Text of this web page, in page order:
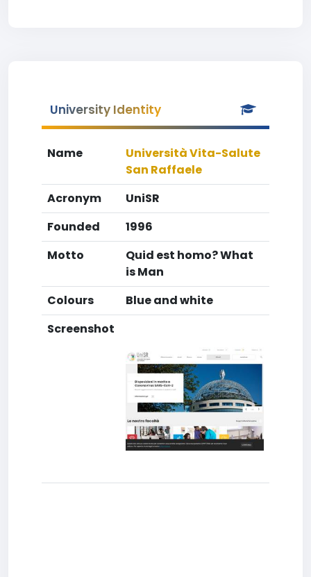
University Identity
Name
Università Vita-Salute
San Raffaele
Acronym
UniSR
Founded
1996
Motto
Quid est homo? What
is Man
Colours
Blue and white
Screenshot